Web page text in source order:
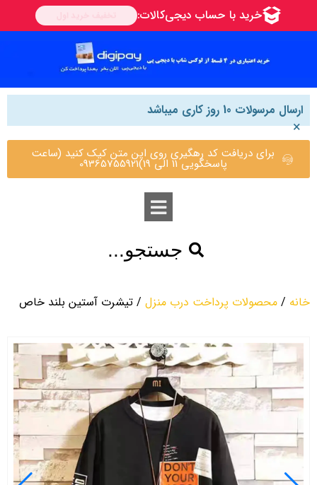
ارسال مرسولات 10 روز کاری میباشد
×
برای دریافت کد رهگیری روی این متن کیک کنید (ساعت
پاسخگویی 11 الی 19)09365755921
جستجو...
خانه / محصولات پرداخت درب منزل / تیشرت آستین بلند خاص